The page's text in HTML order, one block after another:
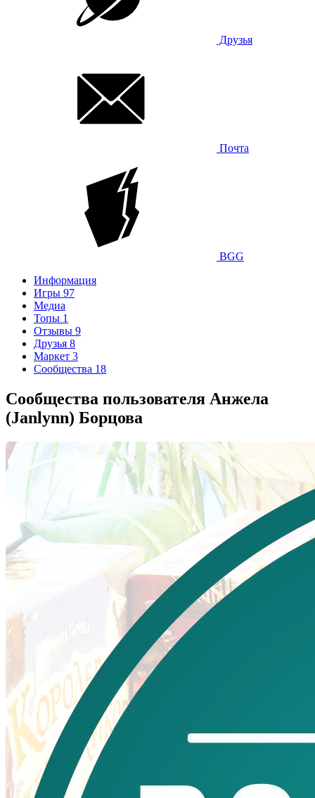
Друзья
Почта
BGG
Информация
Игры 97
Медиа
Топы 1
Отзывы 9
Друзья 8
Маркет 3
Сообщества 18
Сообщества пользователя Анжела
(Janlynn) Борцова